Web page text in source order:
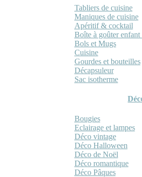
Tabliers de cuisine
Maniques de cuisine
Apéritif & cocktail
Boîte à goûter enfant
Bols et Mugs
Cuisine
Gourdes et bouteilles
Décapsuleur
Sac isotherme
Bougies
Eclairage et lampes
Déco vintage
Déco Halloween
Déco de Noël
Déco romantique
Déco Pâques